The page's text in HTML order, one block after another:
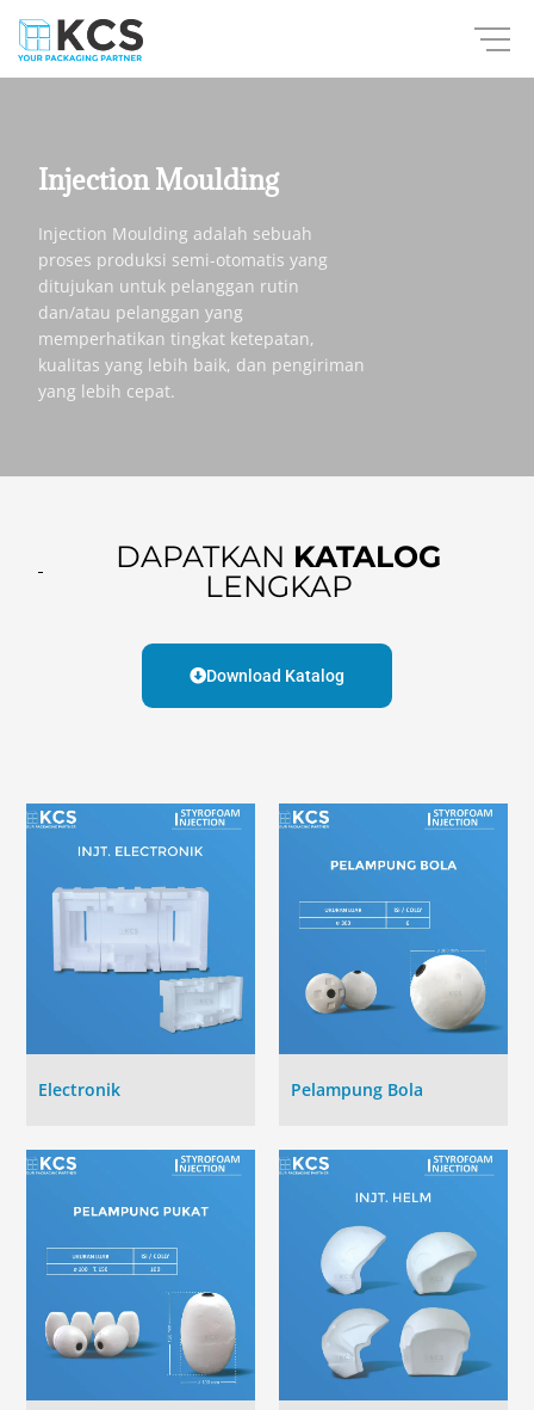
Injection Moulding
Injection Moulding adalah sebuah
proses produksi semi-otomatis yang
ditujukan untuk pelanggan rutin
dan/atau pelanggan yang
memperhatikan tingkat ketepatan,
kualitas yang lebih baik, dan pengiriman
yang lebih cepat.
DAPATKAN KATALOG
LENGKAP
Download Katalog
Electronik Pelampung Bola